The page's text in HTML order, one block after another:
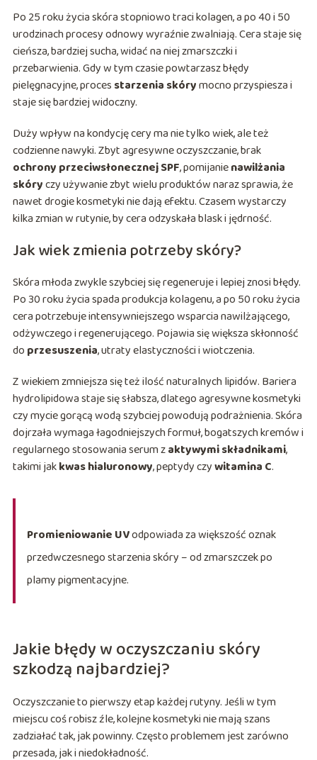
Po 25 roku życia skóra stopniowo traci kolagen, a po 40 i 50
urodzinach procesy odnowy wyraźnie zwalniają. Cera staje się
cieńsza, bardziej sucha, widać na niej zmarszczki i
przebarwienia. Gdy w tym czasie powtarzasz błędy
pielęgnacyjne, proces starzenia skórymocno przyspiesza i
staje się bardziej widoczny.
Duży wpływ na kondycję cery ma nie tylko wiek, ale też
codzienne nawyki. Zbyt agresywne oczyszczanie, brak
ochrony przeciwsłonecznej SPF, pomijanienawilżania
skóryczy używanie zbyt wielu produktów naraz sprawia, że
nawet drogie kosmetyki nie dają efektu. Czasem wystarczy
kilka zmian w rutynie, by cera odzyskała blask i jędrność.
Jak wiek zmienia potrzeby skóry?
Skóra młoda zwykle szybciej się regeneruje i lepiej znosi błędy.
Po 30 roku życia spada produkcja kolagenu, a po 50 roku życia
cera potrzebuje intensywniejszego wsparcia nawilżającego,
odżywczego i regenerującego. Pojawia się większa skłonność
do przesuszenia, utraty elastyczności i wiotczenia.
Z wiekiem zmniejsza się też ilość naturalnych lipidów. Bariera
hydrolipidowa staje się słabsza, dlatego agresywne kosmetyki
czy mycie gorącą wodą szybciej powodują podrażnienia. Skóra
dojrzała wymaga łagodniejszych formuł, bogatszych kremów i
regularnego stosowania serum zaktywymi składnikami,
takimi jakkwas hialuronowy, peptydy czywitamina C.
Promieniowanie UVodpowiada za większość oznak
przedwczesnego starzenia skóry – od zmarszczek po
plamy pigmentacyjne.
Jakie błędy w oczyszczaniu skóry
szkodzą najbardziej?
Oczyszczanie to pierwszy etap każdej rutyny. Jeśli w tym
miejscu coś robisz źle, kolejne kosmetyki nie mają szans
zadziałać tak, jak powinny. Często problemem jest zarówno
przesada, jak i niedokładność.